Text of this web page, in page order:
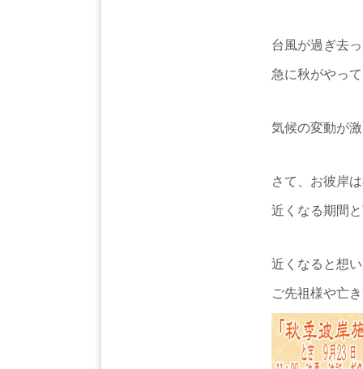
台風が過ぎ去
急に秋がやっ
気候の変動が
さて、お彼岸
近くなる期間
近くなると想
ご先祖様や亡